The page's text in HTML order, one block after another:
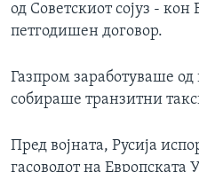
од Советскиот сојуз - кон
петгодишен договор.
Газпром заработуваше од
собираше транзитни
Пред војната, Русија
гасоводот на Европската